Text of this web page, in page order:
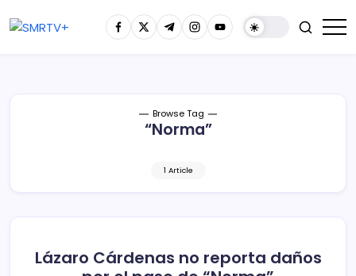
Browse Tag
“Norma”
1 Article
Lázaro Cárdenas no reporta daños